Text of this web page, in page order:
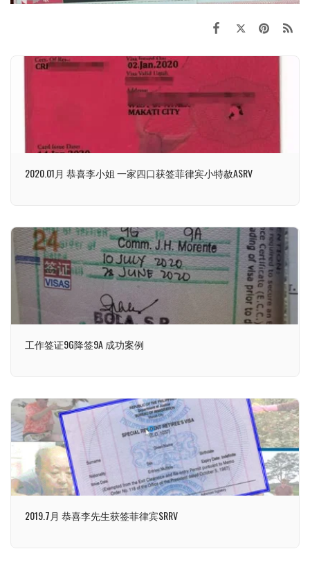
2020.01月 恭喜李小姐 一家四口获签菲律宾小特赦ASRV
工作签证9G降签9A 成功案例
2019.7月 恭喜李先生获签菲律宾SRRV